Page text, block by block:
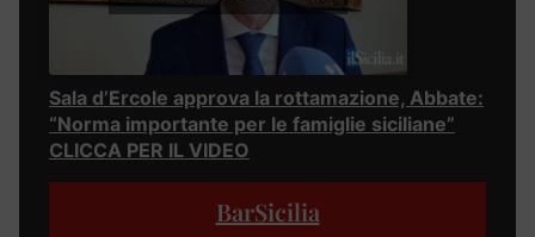
Sala d’Ercole approva la rottamazione, Abbate:
“Norma importante per le famiglie siciliane”
CLICCA PER IL VIDEO
BarSicilia